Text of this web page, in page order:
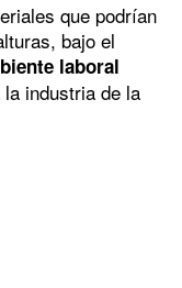
que podrían
bajo el
laboral
industria de la